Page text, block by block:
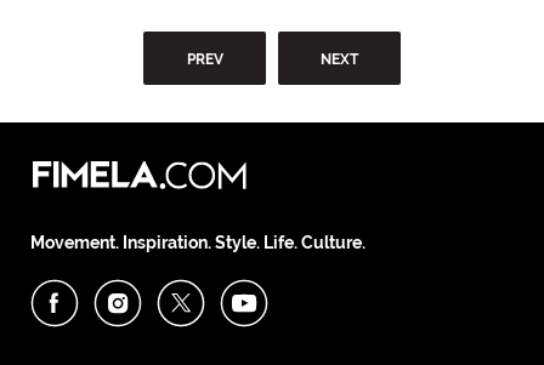
PREV NEXT
Movement. Inspiration. Style. Life. Culture.